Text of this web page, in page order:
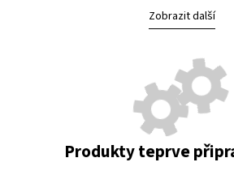
Zobrazit další
Produkty teprve